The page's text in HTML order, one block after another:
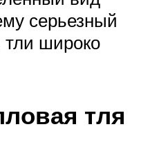
серьезный
широко
тля